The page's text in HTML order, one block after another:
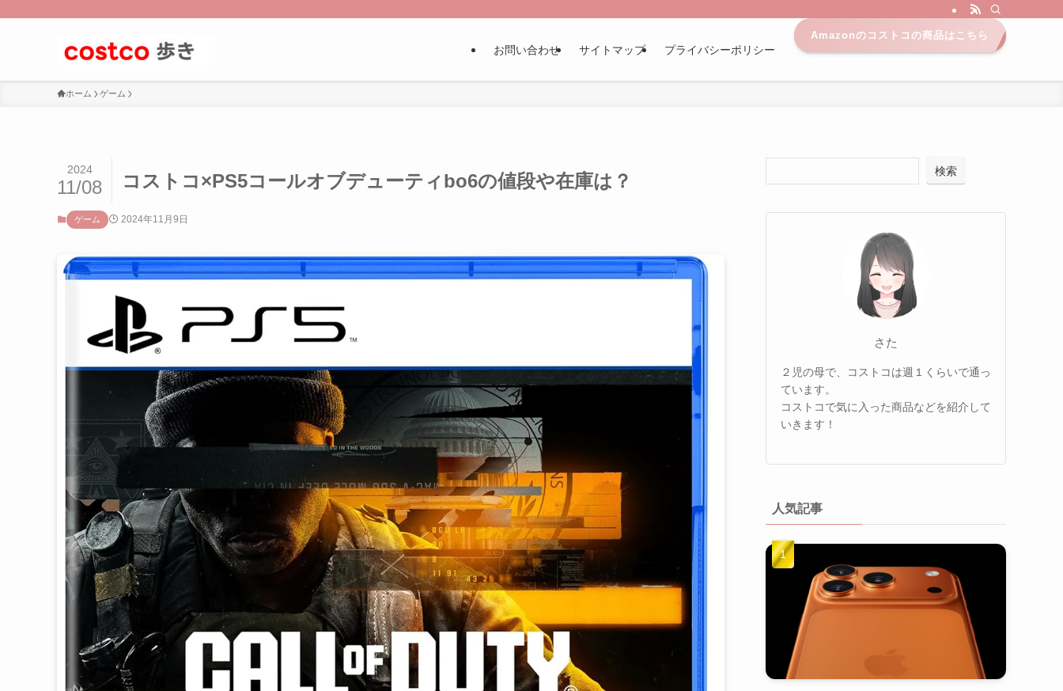
お問い合わせ サイトマップ プライバシーポリシー
Amazonのコストコの商品はこちら
ホーム ゲーム
コストコ×PS5コールオブデューティbo6の値段や在庫は？
2024
11/08
ゲーム 2024年11月9日
検索
さた
２児の母で、コストコは週１くらいで通っ
ています。
コストコで気に入った商品などを紹介して
いきます！
人気記事